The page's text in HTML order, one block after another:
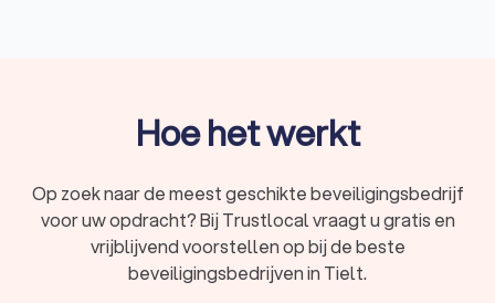
Winkelbeveiliging is er om winkeldiefstal tegen te gaan.
een persoon zich niet veilig voelt in bepaalde situaties,
dan kan het inhuren van persoonsbeveiliging uitkomst
bieden.
Inbraakbeveiliging: de beveiliging van een woning of
Hoe het werkt
Op zoek naar de meest geschikte beveiligingsbedrijf
voor uw opdracht? Bij Trustlocal vraagt u gratis en
vrijblijvend voorstellen op bij de beste
beveiligingsbedrijven in Tielt.